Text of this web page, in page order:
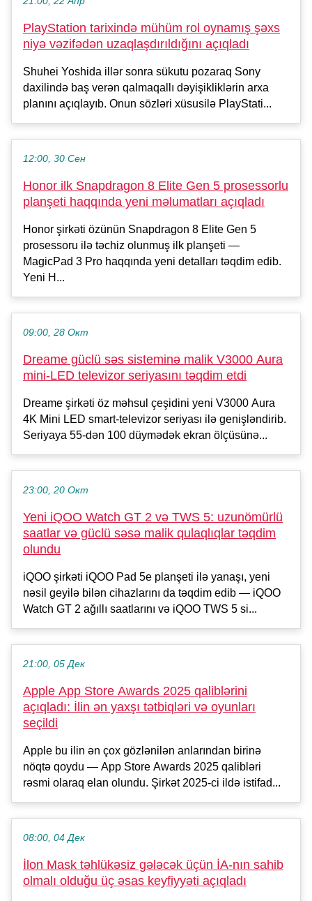
PlayStation tarixində mühüm rol oynamış şəxs
niyə vəzifədən uzaqlaşdırıldığını açıqladı
Shuhei Yoshida illər sonra sükutu pozaraq Sony
daxilində baş verən qalmaqallı dəyişikliklərin arxa
planını açıqlayıb. Onun sözləri xüsusilə PlayStati...
12:00, 30 Сен
Honor ilk Snapdragon 8 Elite Gen 5 prosessorlu
planşeti haqqında yeni məlumatları açıqladı
Honor şirkəti özünün Snapdragon 8 Elite Gen 5
prosessoru ilə təchiz olunmuş ilk planşeti —
MagicPad 3 Pro haqqında yeni detalları təqdim edib.
Yeni H...
09:00, 28 Окт
Dreame güclü səs sisteminə malik V3000 Aura
mini-LED televizor seriyasını təqdim etdi
Dreame şirkəti öz məhsul çeşidini yeni V3000 Aura
4K Mini LED smart-televizor seriyası ilə genişləndirib.
Seriyaya 55-dən 100 düymədək ekran ölçüsünə...
23:00, 20 Окт
Yeni iQOO Watch GT 2 və TWS 5: uzunömürlü
saatlar və güclü səsə malik qulaqlıqlar təqdim
olundu
iQOO şirkəti iQOO Pad 5e planşeti ilə yanaşı, yeni
nəsil geyilə bilən cihazlarını da təqdim edib — iQOO
Watch GT 2 ağıllı saatlarını və iQOO TWS 5 si...
21:00, 05 Дек
Apple App Store Awards 2025 qaliblərini
açıqladı: İlin ən yaxşı tətbiqləri və oyunları
seçildi
Apple bu ilin ən çox gözlənilən anlarından birinə
nöqtə qoydu — App Store Awards 2025 qalibləri
rəsmi olaraq elan olundu. Şirkət 2025-ci ildə istifad...
08:00, 04 Дек
İlon Mask təhlükəsiz gələcək üçün İA-nın sahib
olmalı olduğu üç əsas keyfiyyəti açıqladı